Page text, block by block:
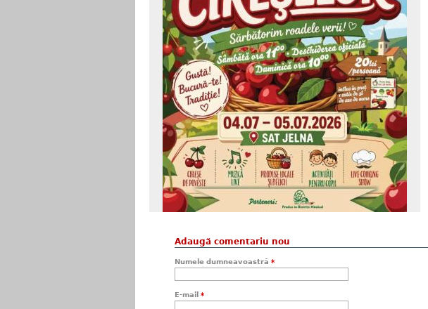
Adaugă comentariu nou
Numele dumneavoastră *
E-mail *